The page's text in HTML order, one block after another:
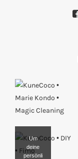
Um
deine
persönli